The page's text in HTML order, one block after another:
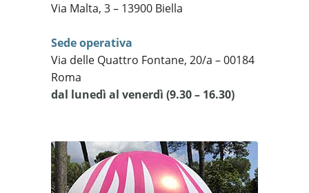
Via Malta, 3 – 13900 Biella
Sede operativa
Via delle Quattro Fontane, 20/a – 00184
Roma
dal lunedì al venerdì (9.30 – 16.30)